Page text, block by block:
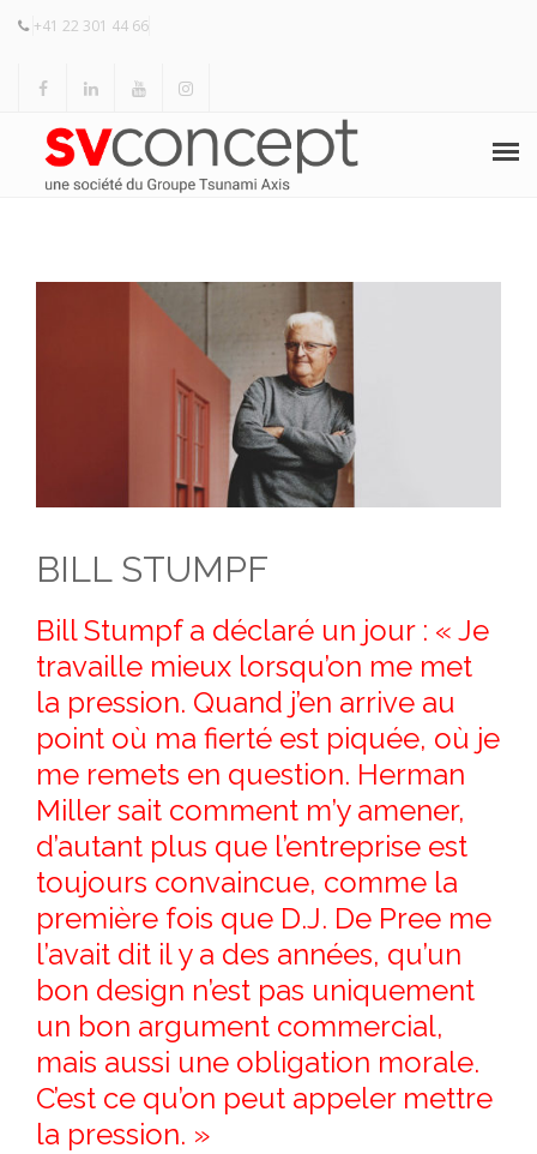
+41 22 301 44 66
HERMAN MILLER
KNOLL
PRODUITS
RÉALISATIONS
RÉFÉRENCES
BILL STUMPF
Bill Stumpf a déclaré un jour : « Je
travaille mieux lorsqu’on me met
la pression. Quand j’en arrive au
point où ma fierté est piquée, où je
me remets en question. Herman
Miller sait comment m’y amener,
d’autant plus que l’entreprise est
toujours convaincue, comme la
première fois que D.J. De Pree me
l’avait dit il y a des années, qu’un
bon design n’est pas uniquement
un bon argument commercial,
mais aussi une obligation morale.
C’est ce qu’on peut appeler mettre
la pression. »